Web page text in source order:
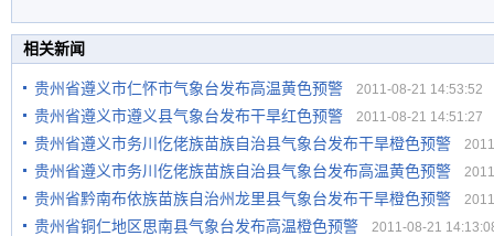
相关新闻
贵州省遵义市仁怀市气象台发布高温黄色预警 2011-08-21 14:53:52
贵州省遵义市遵义县气象台发布干旱红色预警 2011-08-21 14:51:27
贵州省遵义市务川仡佬族苗族自治县气象台发布干旱橙色预警
贵州省遵义市务川仡佬族苗族自治县气象台发布高温黄色预警
贵州省黔南布依族苗族自治州龙里县气象台发布干旱橙色预警
贵州省铜仁地区思南县气象台发布高温橙色预警 2011-08-21